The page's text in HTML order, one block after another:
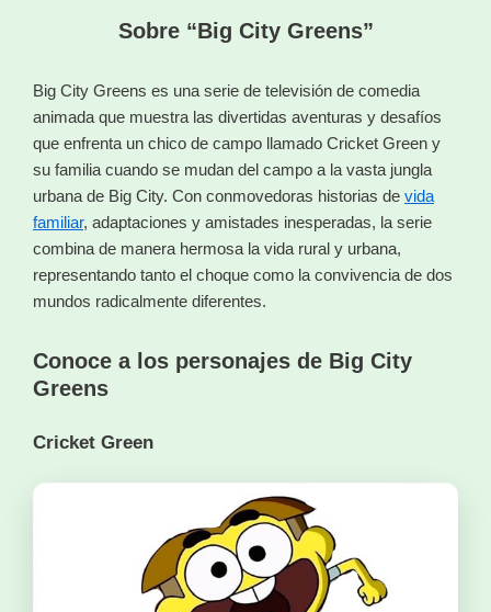
Sobre “Big City Greens”
Big City Greens es una serie de televisión de comedia
animada que muestra las divertidas aventuras y desafíos
que enfrenta un chico de campo llamado Cricket Green y
su familia cuando se mudan del campo a la vasta jungla
urbana de Big City. Con conmovedoras historias de vida
familiar, adaptaciones y amistades inesperadas, la serie
combina de manera hermosa la vida rural y urbana,
representando tanto el choque como la convivencia de dos
mundos radicalmente diferentes.
Conoce a los personajes de Big City
Greens
Cricket Green